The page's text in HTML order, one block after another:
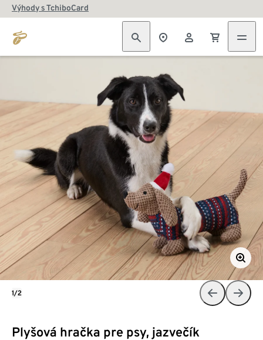
Výhody s TchiboCard
Plyšová hračka pre psy, jazvečík
1/2